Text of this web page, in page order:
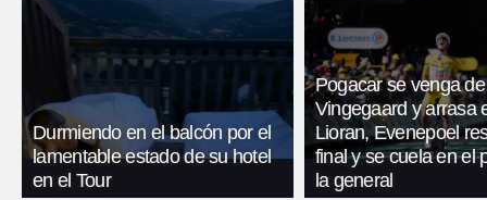
Durmiendo en el balcón por el
lamentable estado de su hotel
en el Tour
Pogacar se venga de
Vingegaard y arrasa
Lioran, Evenepoel
final y se cuela en el
la general